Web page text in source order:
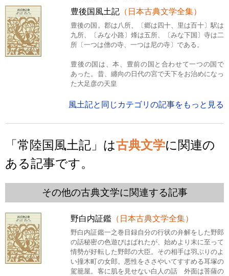
豊後国風土記 （日本古典文学全集）
豊後の国。郡は八所、〔郷は四十、里は百十〕駅は
九所、〔みな小路〕烽は五所、〔みな下国〕寺は二
所〔一つは僧の寺、一つは尼の寺〕である。
豊後の国は、本、豊前の国と合わせて一つの国で
あった。昔、纏向の日代の宮で天下をお治めになっ
た大足彦の天皇
風土記と同じカテゴリの記事をもっと見る
「常陸国風土記」は古典文学に関連の
ある記事です。
その他の古典文学に関連する記事
野白内証鑑 （日本古典文学全集）
野白内証鑑一之巻目録自分の行状の弁解をした野郎
の話秘密の色遊びはばれたが、始めより末に至って
情勢が好転した野郎の大臣。その相手は羽ぶりのよ
い撞木町の女郎。悪性をささやいてすすめる耳塚の
駕籠屋。客に肌を見せない白人の話 外面は菩薩の